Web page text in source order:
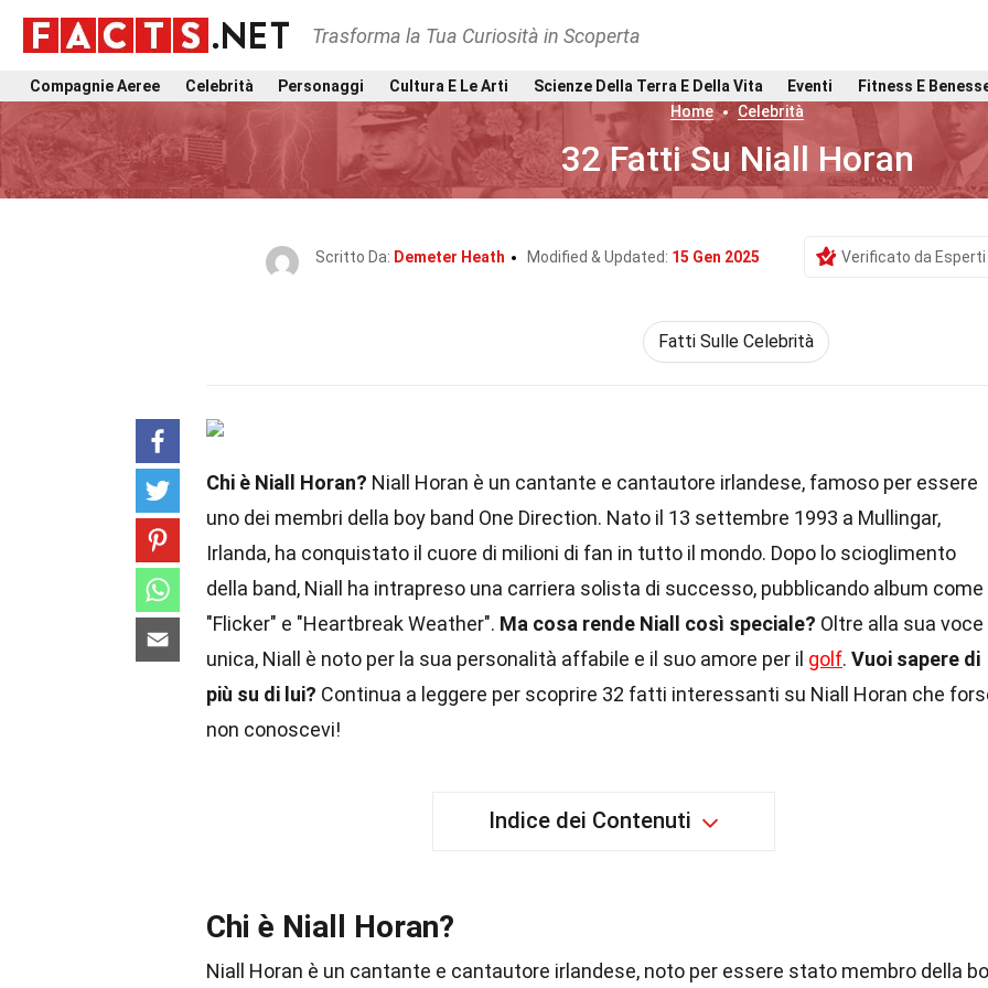
Trasforma la Tua Curiosità in Scoperta
Compagnie Aeree Celebrità Personaggi Cultura E Le Arti Scienze Della Terra E Della Vita Eventi Fitness E
Home
Celebrità
32 Fatti Su Niall Horan
Scritto Da: Demeter Heath Modified & Updated: 15 Gen 2025 Verificato da Esperti
Fatti Sulle Celebrità
Chi è Niall Horan? Niall Horan è un cantante e cantautore irlandese, famoso per essere
uno dei membri della boy band One Direction. Nato il 13 settembre 1993 a Mullingar,
Irlanda, ha conquistato il cuore di milioni di fan in tutto il mondo. Dopo lo scioglimento
della band, Niall ha intrapreso una carriera solista di successo, pubblicando album come
"Flicker" e "Heartbreak Weather". Ma cosa rende Niall così speciale? Oltre alla sua voce
unica, Niall è noto per la sua personalità affabile e il suo amore per il golf. Vuoi sapere di
più su di lui? Continua a leggere per scoprire 32 fatti interessanti su Niall Horan che
non conoscevi!
Indice dei Contenuti
Chi è Niall Horan?
Niall Horan è un cantante e cantautore irlandese, noto per essere stato membro della